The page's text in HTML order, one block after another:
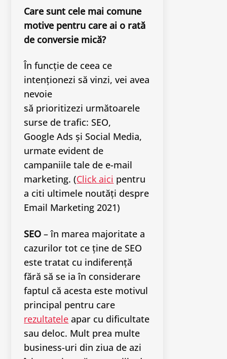
Care sunt cele mai comune
motive pentru care ai o rată
de conversie mică?
În funcție de ceea ce
intenționezi să vinzi, vei avea
nevoie
să prioritizezi următoarele
surse de trafic: SEO,
Google Ads și Social Media,
urmate evident de
campaniile tale de e-mail
marketing. (Click aici pentru
a citi ultimele noutăți despre
Email Marketing 2021)
SEO – în marea majoritate a
cazurilor tot ce ține de SEO
este tratat cu indiferență
fără să se ia în considerare
faptul că acesta este motivul
principal pentru care
rezultatele apar cu dificultate
sau deloc. Mult prea multe
business-uri din ziua de azi